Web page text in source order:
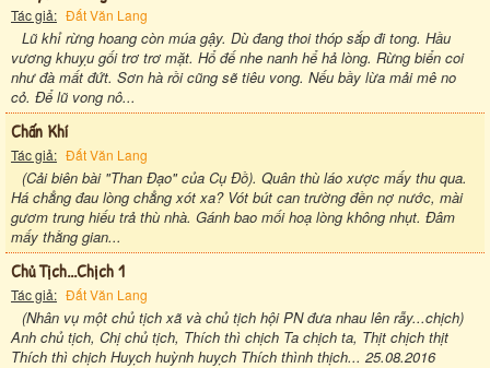
Tác giả: Đất Văn Lang
Lũ khỉ rừng hoang còn múa gậy. Dù đang thoi thóp sắp đi tong. Hầu
vương khuỵu gối trơ trơ mặt. Hổ đế nhe nanh hể hả lòng. Rừng biển coi
như đà mất đứt. Sơn hà rồi cũng sẽ tiêu vong. Nếu bầy lừa mải mê no
cỏ. Để lũ vong nô...
Chấn Khí
Tác giả: Đất Văn Lang
(Cải biên bài "Than Đạo" của Cụ Đồ). Quân thù láo xược mấy thu qua.
Há chẳng đau lòng chẳng xót xa? Vót bút can trường đền nợ nước, mài
gươm trung hiếu trả thù nhà. Gánh bao mối hoạ lòng không nhụt. Đâm
mấy thằng gian...
Chủ Tịch...chịch 1
Tác giả: Đất Văn Lang
(Nhân vụ một chủ tịch xã và chủ tịch hội PN đưa nhau lên rẫy...chịch)
Anh chủ tịch, Chị chủ tịch, Thích thì chịch Ta chịch ta, Thịt chịch thịt
Thích thì chịch Huỵch huỳnh huỵch Thích thình thịch... 25.08.2016